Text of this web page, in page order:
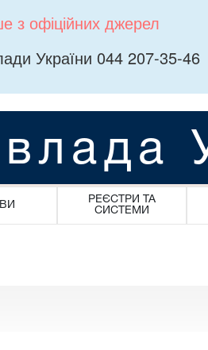
з офіційних джерел
України 044 207-35-46
РЕЄСТРИ ТА
СИСТЕМИ